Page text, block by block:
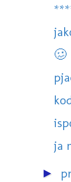
🥴
ja
►